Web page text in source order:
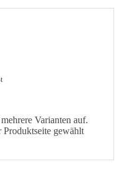
Varianten auf.
gewählt